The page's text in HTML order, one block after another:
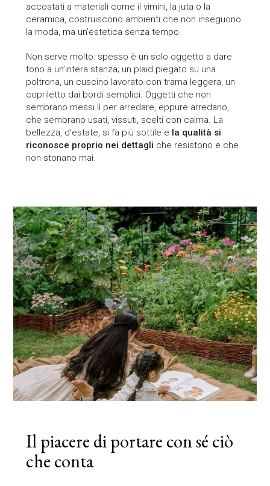
ABOUT
PLAID
CATALOGO
MAGAZINE
IT EN
accostati a materiali come il vimini, la juta o la
ceramica, costruiscono ambienti che non inseguono
la moda, ma un’estetica senza tempo.
Non serve molto: spesso è un solo oggetto a dare
tono a un’intera stanza; un plaid piegato su una
poltrona, un cuscino lavorato con trama leggera, un
copriletto dai bordi semplici. Oggetti che non
sembrano messi lì per arredare, eppure arredano,
che sembrano usati, vissuti, scelti con calma. La
bellezza, d’estate, si fa più sottile e la qualità si
riconosce proprio nei dettagli che resistono e che
non stonano mai.
Il piacere di portare con sé ciò
che conta